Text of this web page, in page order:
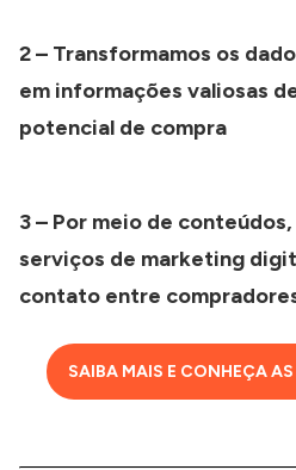
2 – Transformamos os
em informações valiosas
potencial de compra
3 – Por meio de
serviços de marketing
contato entre
SAIBA MAIS E CONHEÇA